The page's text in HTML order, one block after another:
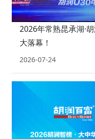
2026年常熟昆承湖·
大落幕！
2026-07-24